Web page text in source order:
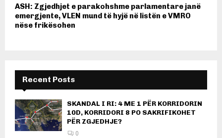
ASH: Zgjedhjet e parakohshme parlamentare janë
emergjente, VLEN mund të hyjë në listën e VMRO
nëse frikësohen
Recent Posts
SKANDAL I RI: 4 ME 1 PËR KORRIDORIN
10D, KORRIDORI 8 PO SAKRIFIKOHET
PËR ZGJEDHJE?
0